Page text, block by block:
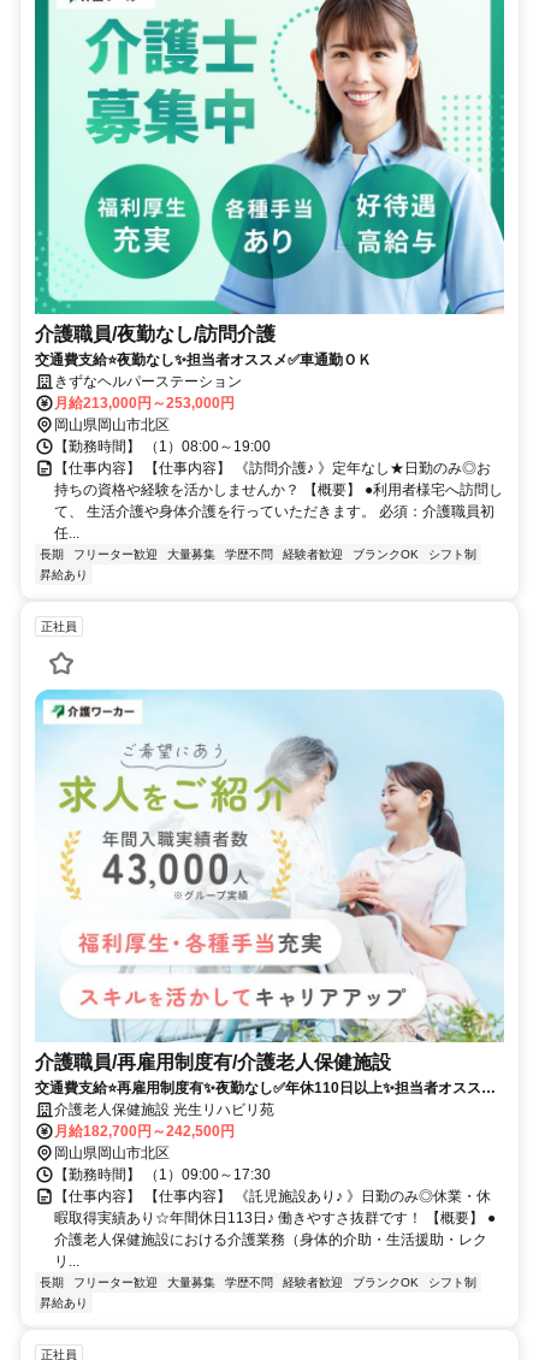
介護職員/夜勤なし/訪問介護
交通費支給⭐️夜勤なし✨担当者オススメ✅️車通勤ＯＫ
きずなヘルパーステーション
月給213,000円～253,000円
岡山県岡山市北区
【勤務時間】 （1）08:00～19:00
【仕事内容】 【仕事内容】 《訪問介護♪ 》定年なし★日勤のみ◎お
持ちの資格や経験を活かしませんか？ 【概要】 ●利用者様宅へ訪問し
て、 生活介護や身体介護を行っていただきます。 必須：介護職員初
任...
長期 フリーター歓迎 大量募集 学歴不問 経験者歓迎 ブランクOK
シフト制
昇給あり
正社員
介護職員/再雇用制度有/介護老人保健施設
交通費支給⭐️再雇用制度有✨夜勤なし✅️年休110日以上✨担当者オススメ
⭕️経験者優遇✨車通勤ＯＫ
介護老人保健施設 光生リハビリ苑
月給182,700円～242,500円
岡山県岡山市北区
【勤務時間】 （1）09:00～17:30
【仕事内容】 【仕事内容】 《託児施設あり♪ 》日勤のみ◎休業・休
暇取得実績あり☆年間休日113日♪ 働きやすさ抜群です！ 【概要】 ●
介護老人保健施設における介護業務（身体的介助・生活援助・レク
リ...
長期 フリーター歓迎 大量募集 学歴不問 経験者歓迎 ブランクOK
シフト制
昇給あり
正社員